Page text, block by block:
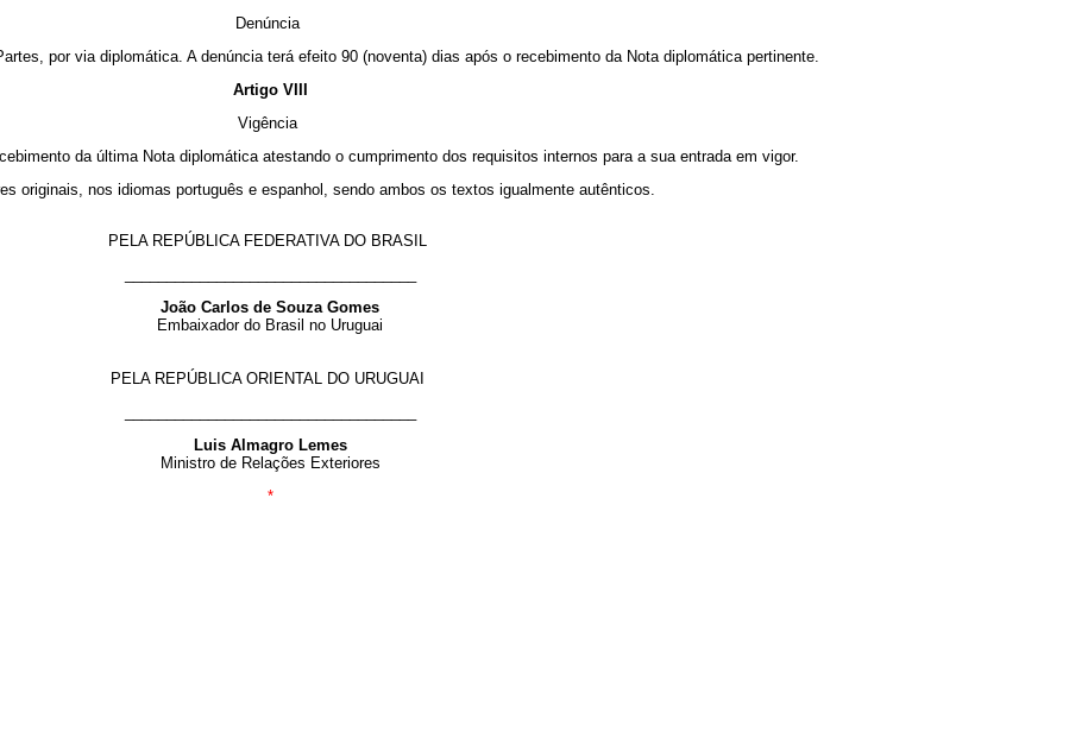
Denúncia
por via diplomática. A denúncia terá efeito 90 (noventa) dias após o recebimento da Nota diplomática pertinente.
Artigo VIII
Vigência
da última Nota diplomática atestando o cumprimento dos requisitos internos para a sua entrada em vigor.
originais, nos idiomas português e espanhol, sendo ambos os textos igualmente autênticos.
PELA REPÚBLICA FEDERATIVA DO BRASIL
João Carlos de Souza Gomes
Embaixador do Brasil no Uruguai
PELA REPÚBLICA ORIENTAL DO URUGUAI
Luis Almagro Lemes
Ministro de Relações Exteriores
*